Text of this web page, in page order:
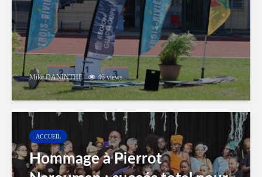
Mike DANINTHE 46 views
ACCUEIL
Hommage à Pierrot